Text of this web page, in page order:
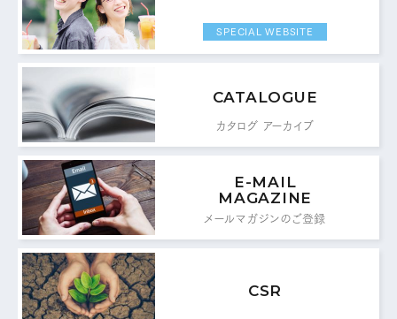
代表 / 営業・企画・総務・経理
TEL：0776-89-1370
0776-89-1375
商品センター直通
TEL：0776-87-0890
FAX： 0776-87-0891
MAIL FORM
メールフォームはこちら
SPECIAL WEBSITE
CATALOGUE
カタログ アーカイブ
E-MAIL
MAGAZINE
メールマガジンのご登録
CSR